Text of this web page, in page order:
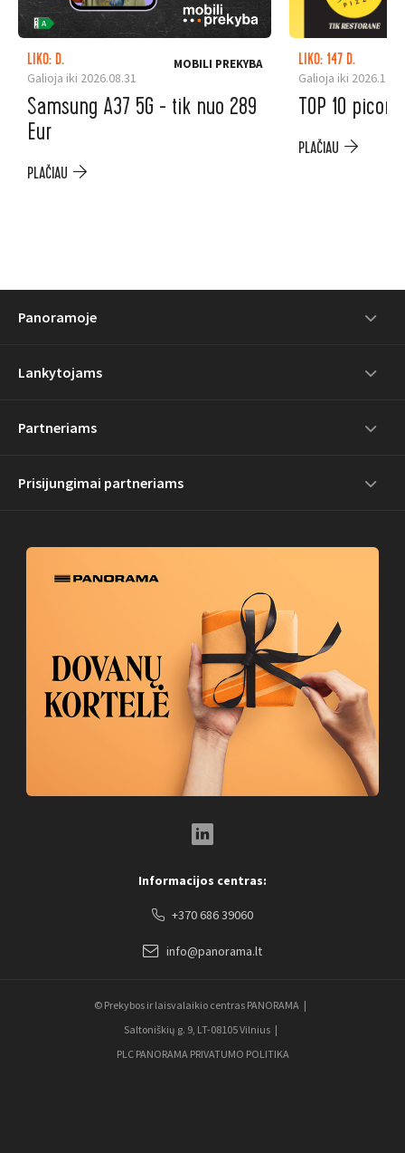
LIKO: D.
Galioja iki 2026.08.31
MOBILI PREKYBA
Samsung A37 5G - tik nuo 289
Eur
PLAČIAU
LIKO: 147 D.
Galioja iki
TOP 10
PLAČIAU
Panoramoje
Lankytojams
Partneriams
Prisijungimai partneriams
Informacijos centras:
+370 686 39060
info@panorama.lt
© Prekybos ir laisvalaikio centras PANORAMA
Saltoniškių g. 9, LT-08105 Vilnius
PLC PANORAMA PRIVATUMO POLITIKA